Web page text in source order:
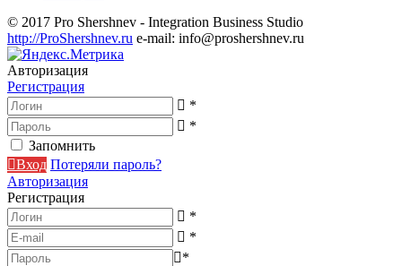
© 2017 Pro Shershnev - Integration Business Studio
http://ProShershnev.ru e-mail: info@proshershnev.ru
Авторизация
Регистрация
*
*
Запомнить
Вход Потеряли пароль?
Авторизация
Регистрация
*
*
*